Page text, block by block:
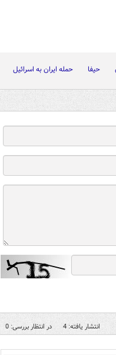
حیفا حمله ایران به اسرائیل
انتشار یافته: 4 در انتظار بررسی: 0